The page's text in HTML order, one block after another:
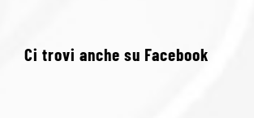
Ci trovi anche su Facebook